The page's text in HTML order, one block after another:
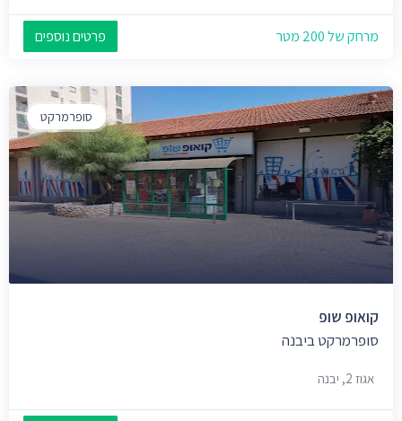
מרחק של 200 מטר פרטים נוספים
סופרמרקט
קואופ שופ
סופרמרקט ביבנה
אגוז 2, יבנה